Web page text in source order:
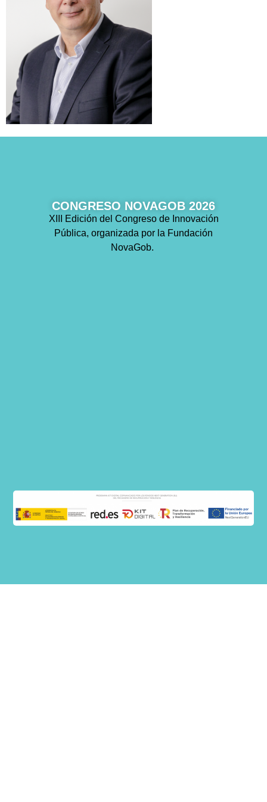
CONGRESO NOVAGOB 2026
XIII Edición del Congreso de Innovación
Pública, organizada por la Fundación
NovaGob.